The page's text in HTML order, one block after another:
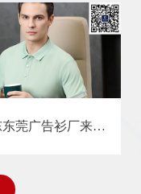
广东东莞广告衫厂来恩凯娅